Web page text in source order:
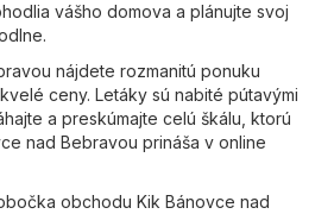
vášho domova a plánujte svoj
nájdete rozmanitú ponuku
ceny. Letáky sú nabité pútavými
a preskúmajte celú škálu, ktorú
nad Bebravou prináša v online
obchodu Kik Bánovce nad